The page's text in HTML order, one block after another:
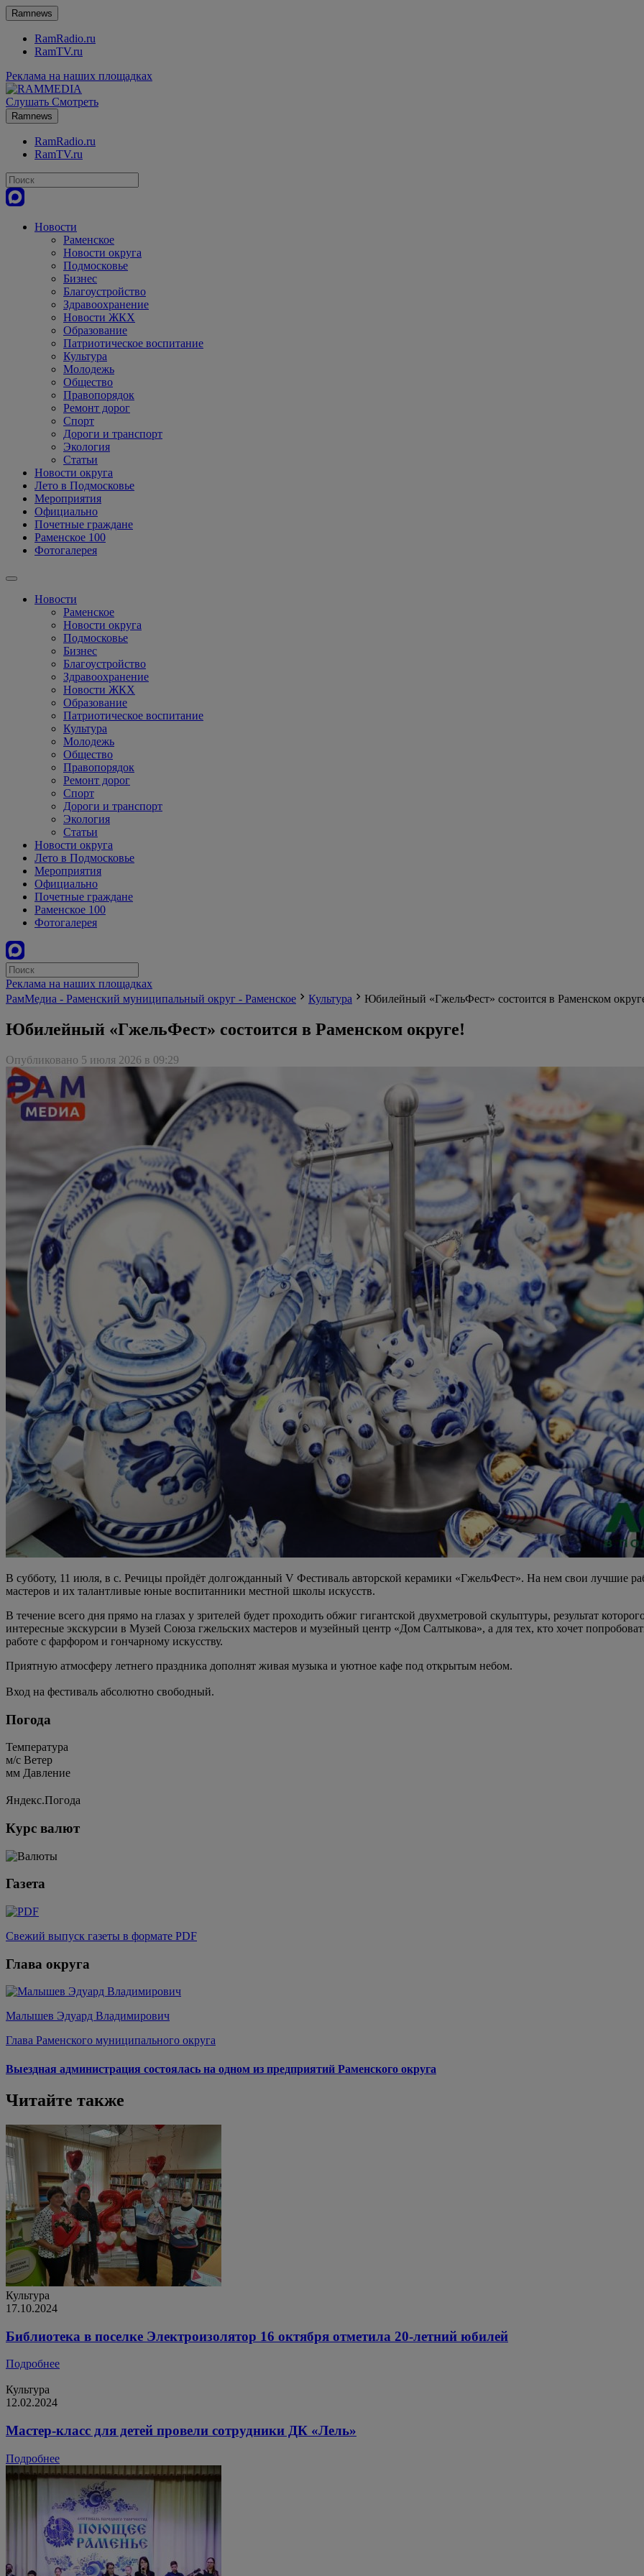
Ramnews
RamRadio.ru
RamTV.ru
Реклама на наших площадках
Слушать Смотреть
Ramnews
RamRadio.ru
RamTV.ru
Новости
Раменское
Новости округа
Подмосковье
Бизнес
Благоустройство
Здравоохранение
Новости ЖКХ
Образование
Патриотическое воспитание
Культура
Молодежь
Общество
Правопорядок
Ремонт дорог
Спорт
Дороги и транспорт
Экология
Статьи
Новости округа
Лето в Подмосковье
Мероприятия
Официально
Почетные граждане
Раменское 100
Фотогалерея
Новости
Раменское
Новости округа
Подмосковье
Бизнес
Благоустройство
Здравоохранение
Новости ЖКХ
Образование
Патриотическое воспитание
Культура
Молодежь
Общество
Правопорядок
Ремонт дорог
Спорт
Дороги и транспорт
Экология
Статьи
Новости округа
Лето в Подмосковье
Мероприятия
Официально
Почетные граждане
Раменское 100
Фотогалерея
Реклама на наших площадках
РамМедиа - Раменский муниципальный округ - Раменское
Культура Юбилейный «ГжельФест» состоится в Раменском
Юбилейный «ГжельФест» состоится в Раменском округе!
Опубликовано 5 июля 2026 в 09:29
В субботу, 11 июля, в с. Речицы пройдёт долгожданный V Фестиваль авторской керамики «ГжельФест». На нем свои лучшие
мастеров и их талантливые юные воспитанники местной школы искусств.
В течение всего дня прямо на глазах у зрителей будет проходить обжиг гигантской двухметровой скульптуры, результат
интересные экскурсии в Музей Союза гжельских мастеров и музейный центр «Дом Салтыкова», а для тех, кто хочет
работе с фарфором и гончарному искусству.
Приятную атмосферу летнего праздника дополнят живая музыка и уютное кафе под открытым небом.
Вход на фестиваль абсолютно свободный.
Погода
Температура
м/c Ветер
мм Давление
Яндекс.Погода
Курс валют
Газета
Свежий выпуск газеты в формате PDF
Глава округа
Малышев Эдуард Владимирович
Глава Раменского муниципального округа
Выездная администрация состоялась на одном из предприятий Раменского округа
Читайте также
Культура
17.10.2024
Библиотека в поселке Электроизолятор 16 октября отметила 20-летний юбилей
Подробнее
Культура
12.02.2024
Мастер-класс для детей провели сотрудники ДК «Лель»
Подробнее